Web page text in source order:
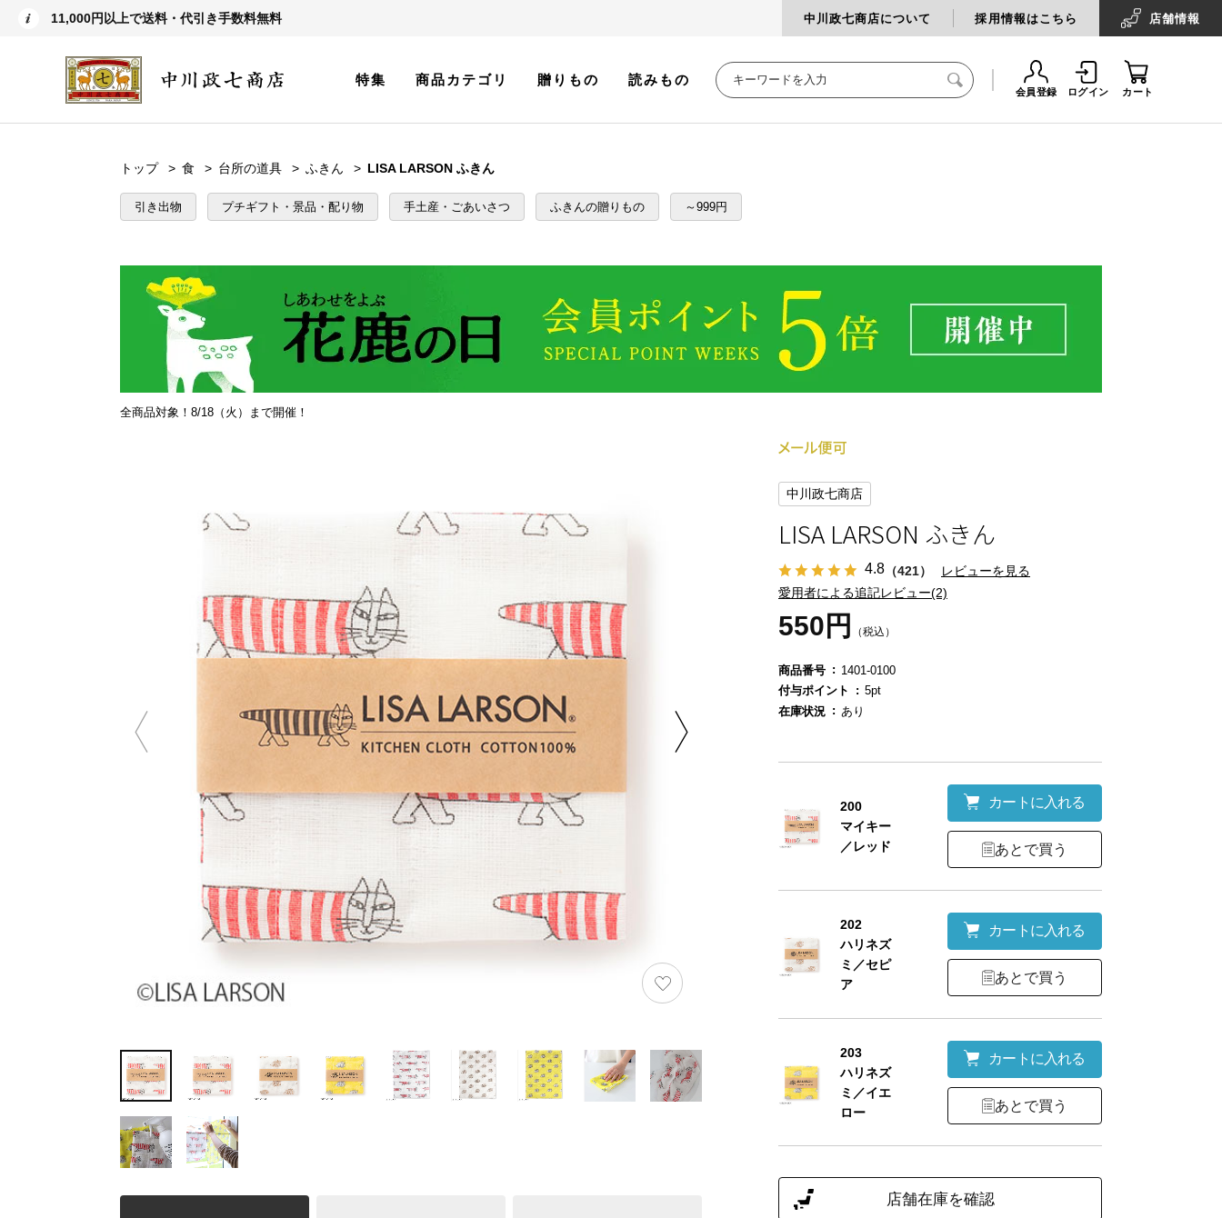
11,000円以上で送料・代引き手数料無料 中川政七商店について 採用情報はこちら 店舗情報
特集 商品カテゴリ 贈りもの 読みもの
会員登録 ログイン カート
トップ 食 台所の道具 ふきん LISA LARSON ふきん
引き出物 プチギフト・景品・配り物 手土産・ごあいさつ ふきんの贈りもの ～999円
全商品対象！8/18（火）まで開催！
中川政七商店
LISA LARSON ふきん
4.8 （421）
レビューを見る
愛用者による追記レビュー(2)
550円 （税込）
商品番号
1401-0100
付与ポイント
5pt
在庫状況
あり
200
マイキー
／レッド
カートに入れる
あとで買う
202
ハリネズ
ミ／セピ
ア
カートに入れる
あとで買う
203
ハリネズ
ミ／イエ
ロー
カートに入れる
あとで買う
店舗在庫を確認